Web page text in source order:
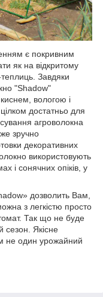
є покривним
як на відкритому
теплиць. Завдяки
"Shadow"
вологою і
цілком достатньо для
агроволокна
зручно
декоративних
використовують
і сонячних опіків, у
дозволить Вам,
з легкістю просто
Так що не буде
сезон. Якісне
не один урожайний